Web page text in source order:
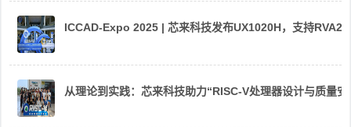
ICCAD-Expo 2025 | 芯来科技发布UX1020H，支持
从理论到实践：芯来科技助力“RISC-V处理器设计与质量